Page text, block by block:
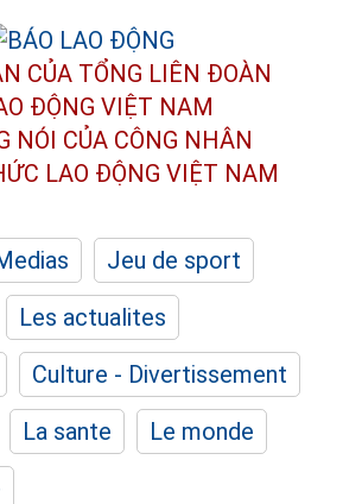
CỦA TỔNG LIÊN ĐOÀN
ĐỘNG VIỆT NAM
NÓI CỦA CÔNG NHÂN
LAO ĐỘNG VIỆT NAM
Jeu de sport
Les actualites
Culture - Divertissement
La sante
Le monde